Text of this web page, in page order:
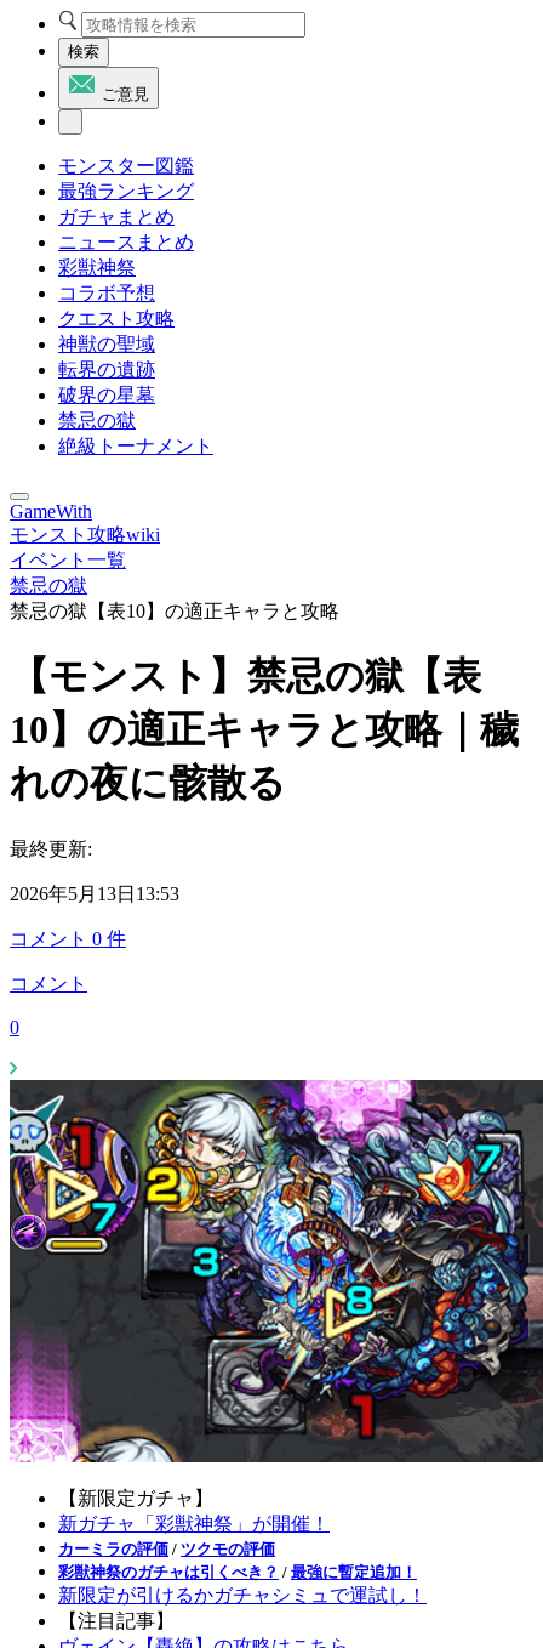
検索
ご意見
モンスター図鑑
最強ランキング
ガチャまとめ
ニュースまとめ
彩獣神祭
コラボ予想
クエスト攻略
神獣の聖域
転界の遺跡
破界の星墓
禁忌の獄
絶級トーナメント
GameWith
モンスト攻略wiki
イベント一覧
禁忌の獄
禁忌の獄【表10】の適正キャラと攻略
【モンスト】禁忌の獄【表
10】の適正キャラと攻略｜穢
れの夜に骸散る
最終更新:
2026年5月13日13:53
コメント 0 件
コメント
0
【新限定ガチャ】
新ガチャ「彩獣神祭」が開催！
カーミラの評価 / ツクモの評価
彩獣神祭のガチャは引くべき？ / 最強に暫定追加！
新限定が引けるかガチャシミュで運試し！
【注目記事】